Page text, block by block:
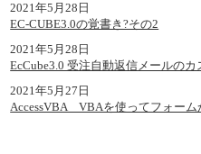
2021年5月28日
EC-CUBE3.0の覚書き?その2
2021年5月28日
EcCube3.0 受注自動返信メールのカ
2021年5月27日
AccessVBA VBAを使ってフォーム